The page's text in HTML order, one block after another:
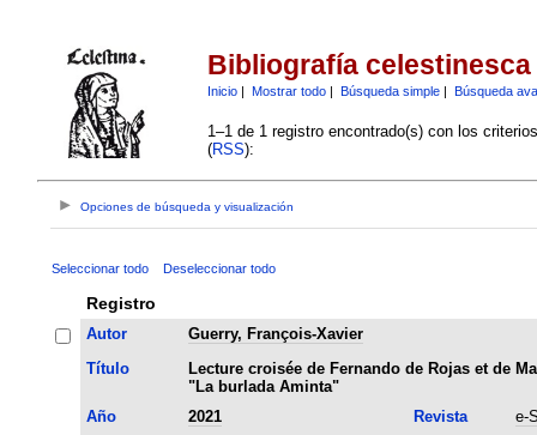
Bibliografía celestinesca
Inicio| Mostrar todo| Búsqueda simple| Búsqueda
1–1 de 1 registro encontrado(s) con los
(RSS):
Opciones de búsqueda y visualización
Seleccionar todo Deseleccionar todo
Registro
Autor
Guerry, François-Xavier
Título
Lecture croisée de Fernando de Rojas et de
"La burlada Aminta"
Año
2021 Revista
e-